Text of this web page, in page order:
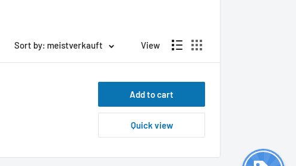
Sort by: meistverkauft View
Add to cart
Quick view